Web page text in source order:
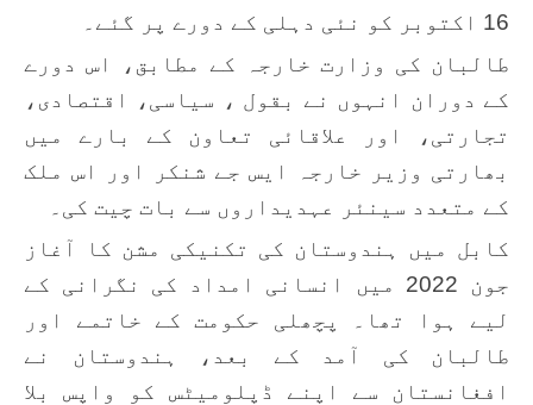
16 اکتوبر کو نئی دہلی کے دورے پر گئے۔
طالبان کی وزارت خارجہ کے مطابق، اس دورے
کے دوران انہوں نے بقول ، سیاسی، اقتصادی،
تجارتی، اور علاقائی تعاون کے بارے میں
بھارتی وزیر خارجہ ایس جے شنکر اور اس ملک
کے متعدد سینئر عہدیداروں سے بات چیت کی۔
کابل میں ہندوستان کی تکنیکی مشن کا آغاز
جون 2022 میں انسانی امداد کی نگرانی کے
لیے ہوا تھا۔ پچھلی حکومت کے خاتمے اور
طالبان کی آمد کے بعد، ہندوستان نے
افغانستان سے اپنے ڈپلومیٹس کو واپس بلا